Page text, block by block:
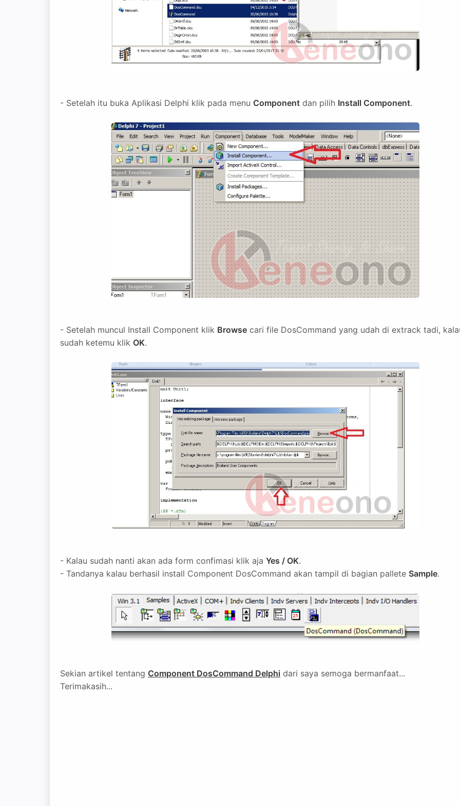
- Setelah itu buka Aplikasi Delphi klik pada menu Component dan pilih Install Component.
- Setelah muncul Install Component klik Browse cari file DosCommand yang udah di extrack tadi,
sudah ketemu klik OK.
- Kalau sudah nanti akan ada form confimasi klik aja Yes / OK.
- Tandanya kalau berhasil install Component DosCommand akan tampil di bagian pallete Sample.
Sekian artikel tentang Component DosCommand Delphi dari saya semoga bermanfaat...
Terimakasih...